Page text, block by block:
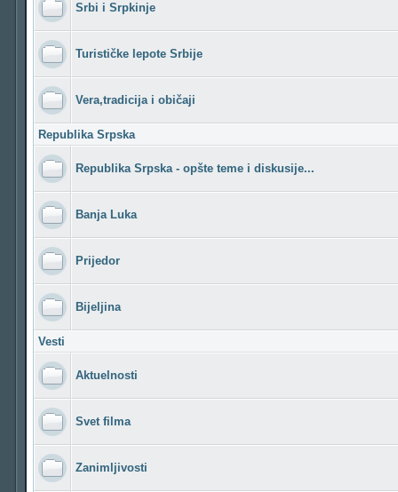
Srbi i Srpkinje
Turističke lepote Srbije
Vera,tradicija i običaji
Republika Srpska
Republika Srpska - opšte teme i diskusije...
Banja Luka
Prijedor
Bijeljina
Vesti
Aktuelnosti
Svet filma
Zanimljivosti